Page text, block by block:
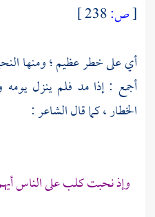
[ص:
أي على خطر عظيم ؛ ومنها
أجمع : إذا مد فلم ينزل
الخطار ، كما قال الشاعر :
وإذ نحبت كلب على الناس